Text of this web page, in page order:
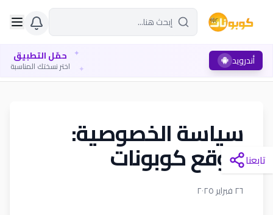
أندرويد حمّل التطبيق
اختر نسختك المناسبة
✦
✦
تابعنا
سياسة الخصوصية:
موقع كوبونات
٢٦ فبراير ٢٠٢٥